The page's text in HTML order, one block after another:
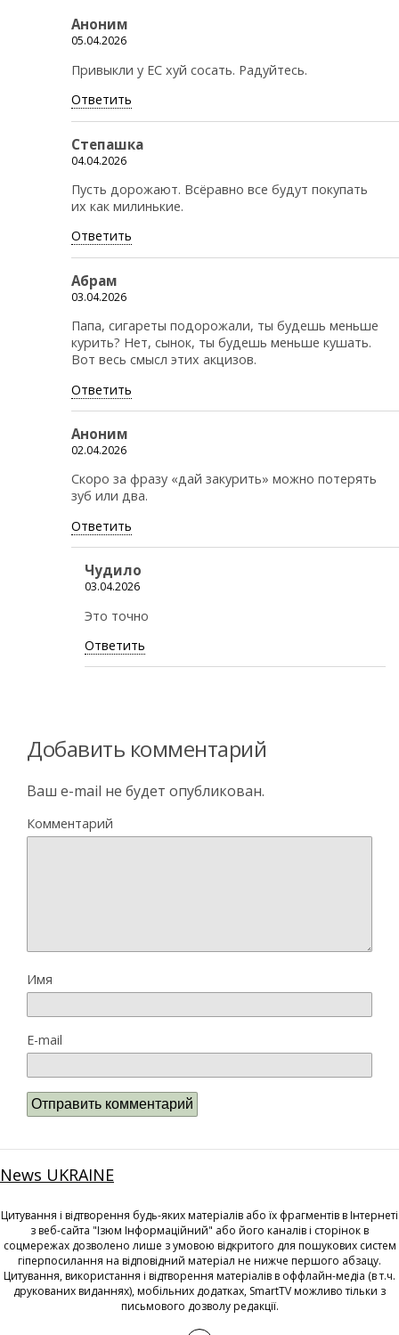
Аноним
05.04.2026
Привыкли у ЕС хуй сосать. Радуйтесь.
Ответить
Степашка
04.04.2026
Пусть дорожают. Всёравно все будут покупать
их как милинькие.
Ответить
Абрам
03.04.2026
Папа, сигареты подорожали, ты будешь меньше
курить? Нет, сынок, ты будешь меньше кушать.
Вот весь смысл этих акцизов.
Ответить
Аноним
02.04.2026
Скоро за фразу «дай закурить» можно потерять
зуб или два.
Ответить
Чудило
03.04.2026
Это точно
Ответить
Добавить комментарий
Ваш e-mail не будет опубликован.
Комментарий
Имя
E-mail
News UKRAINE
Цитування і відтворення будь-яких матеріалів або їх фрагментів в Інтернеті
з веб-сайта "Ізюм Інформаційний" або його каналів і сторінок в
соцмережах дозволено лише з умовою відкритого для пошукових систем
гіперпосилання на відповідний матеріал не нижче першого абзацу.
Цитування, використання і відтворення матеріалів в оффлайн-медіа (в т.ч.
друкованих виданнях), мобільних додатках, SmartTV можливо тільки з
письмового дозволу редакції.